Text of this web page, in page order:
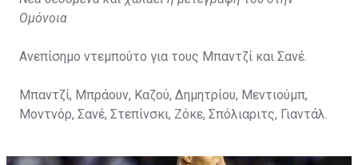
Ομόνοια
Ανεπίσημο ντεμπούτο για τους Μπαντζί και Σανέ.
Μπαντζί, Μπράουν, Καζού, Δημητρίου, Μεντιούμπ,
Μοντνόρ, Σανέ, Στεπίνσκι, Ζόκε, Σπόλιαριτς, Γιαντάλ.